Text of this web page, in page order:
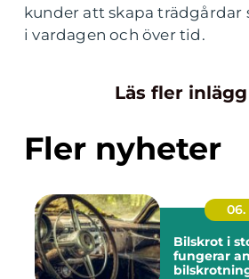
kunder att skapa trädgårdar
i vardagen och över tid.
Läs fler
Fler nyheter
Bilskrot i
fungerar